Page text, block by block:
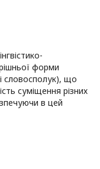
форми
словосполук), що
суміщення різних
в цей